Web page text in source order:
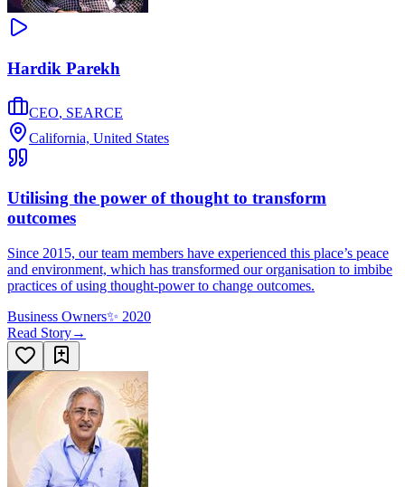
Hardik Parekh
CEO, SEARCE
California, United States
Utilising the power of thought to transform
outcomes
Since 2015, our team members have experienced this place’s peace
and environment, which has transformed our organisation to imbibe
practices of using thought-power to change outcomes.
Business Owners✨ 2020
Read Story→